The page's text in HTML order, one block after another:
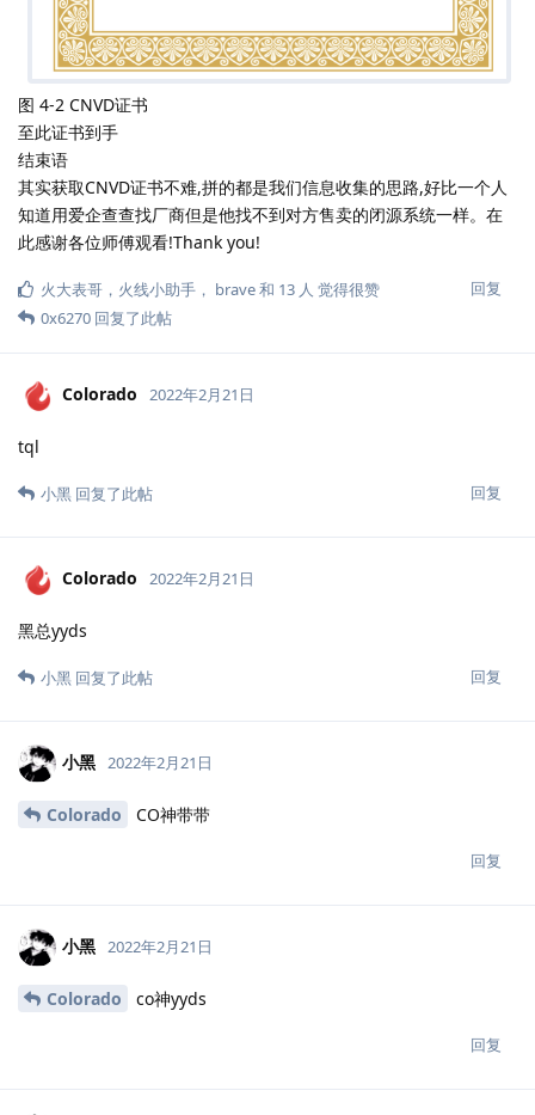
图 4-2 CNVD证书
至此证书到手
结束语
其实获取CNVD证书不难,拼的都是我们信息收集的思路,好比一个人
知道用爱企查查找厂商但是他找不到对方售卖的闭源系统一样。在
此感谢各位师傅观看!Thank you!
回复
火大表哥 ， 火线小助手 ， brave和 13 人 觉得很赞
0x6270 回复了此帖
Colorado 2022年2月21日
tql
回复
小黑 回复了此帖
Colorado 2022年2月21日
黑总yyds
回复
小黑 回复了此帖
小黑 2022年2月21日
Colorado CO神带带
回复
小黑 2022年2月21日
Colorado co神yyds
回复